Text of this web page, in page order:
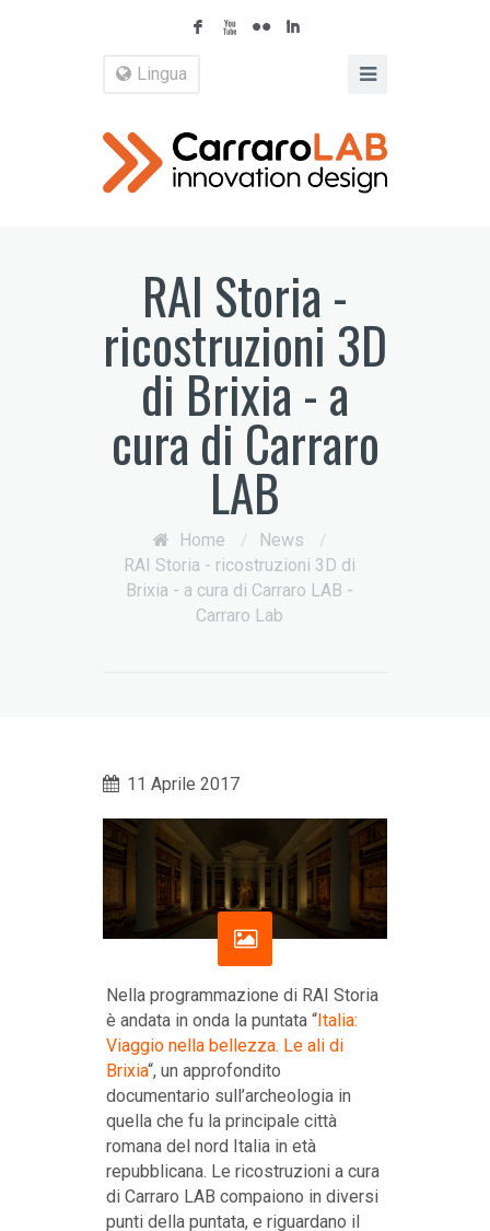
F X N I
Lingua
RAI Storia -
ricostruzioni 3D
di Brixia - a
cura di Carraro
LAB
Home / News
/
RAI Storia - ricostruzioni 3D di
Brixia - a cura di Carraro LAB -
Carraro Lab
11 Aprile 2017
Nella programmazione di RAI Storia
è andata in onda la puntata “Italia:
Viaggio nella bellezza. Le ali di
Brixia“, un approfondito
documentario sull’archeologia in
quella che fu la principale città
romana del nord Italia in età
repubblicana. Le ricostruzioni a cura
di Carraro LAB compaiono in diversi
punti della puntata, e riguardano il